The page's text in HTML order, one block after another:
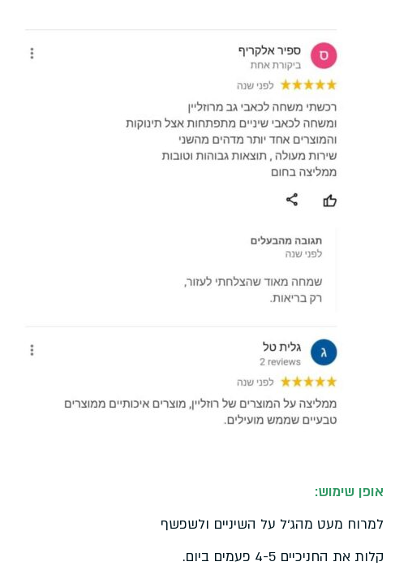
אופן שימוש:
למרוח מעט מהג‘ל על השיניים ולשפשף
קלות את החניכיים 4-5 פעמים ביום.